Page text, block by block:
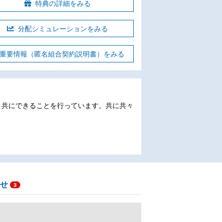
特典の詳細をみる
分配シミュレーションをみる
重要情報（匿名組合契約説明書）をみる
にできることを行っています。共に共々
3